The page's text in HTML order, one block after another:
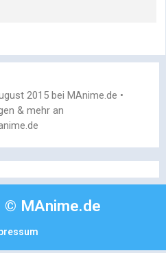
2015 bei MAnime.de •
& mehr an
© MAnime.de